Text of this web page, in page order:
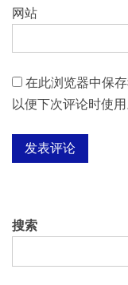
网站
在此浏览器中保
以便下次评论时使用
搜索